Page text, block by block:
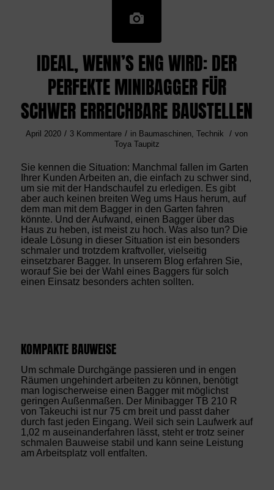
IDEAL, WENN’S ENG WIRD: DER
PERFEKTE MINIBAGGER FÜR
SCHWER ERREICHBARE BAUSTELLEN
April 2020 / 3 Kommentare / in Baumaschinen ,Technik / von
Toya Taupitz
Sie kennen die Situation: Manchmal fallen im Garten
Ihrer Kunden Arbeiten an, die einfach zu schwer sind,
um sie mit der Handschaufel zu erledigen. Es gibt
aber auch keinen breiten Weg ums Haus herum, auf
dem man mit dem Bagger in den Garten fahren
könnte. Und der Aufwand, einen Bagger über das
Haus zu heben, ist meist zu hoch. Was also tun? Die
ideale Lösung in dieser Situation ist ein besonders
schmaler und trotzdem kraftvoller, vielseitig
einsetzbarer Bagger. In unserem Blog erfahren Sie,
worauf Sie bei der Wahl eines Baggers für solch
einen Einsatz besonders achten sollten.
KOMPAKTE BAUWEISE
Um schmale Durchgänge passieren und in engen
Räumen ungehindert arbeiten zu können, benötigt
man logischerweise einen Bagger mit möglichst
geringen Außenmaßen. Der Minibagger TB 210 R
von Takeuchi ist nur 75 cm breit und passt daher
durch fast jeden Eingang. Weil sich sein Laufwerk auf
1,02 m auseinanderfahren lässt, steht er trotz seiner
schmalen Bauweise stabil und kann seine Leistung
am Arbeitsplatz voll entfalten.